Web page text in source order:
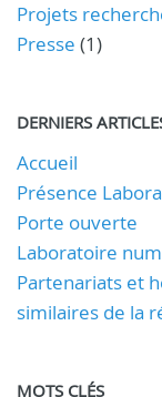
Projets
Presse (1)
DERNIERS
Accueil
Présence
Porte ouverte
Laboratoire
Partenariats et
similaires de la
MOTS CLÉS